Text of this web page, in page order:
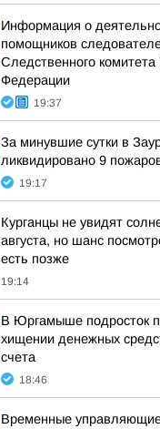
Информация о
помощников
Следственного комитета
Федерации
19:37
За минувшие сутки в
ликвидировано 9
19:17
Курганцы не увидят
августа, но шанс
есть позже
19:14
В Юргамыше подросток
хищении денежных
счета
18:46
Временные